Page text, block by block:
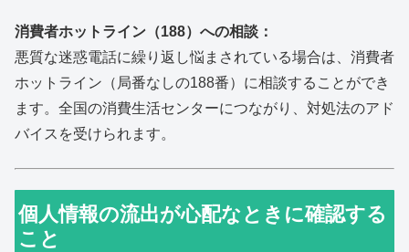
消費者ホットライン（188）への相談：
悪質な迷惑電話に繰り返し悩まされている場合は、消費者
ホットライン（局番なしの188番）に相談することができ
ます。全国の消費生活センターにつながり、対処法のアド
バイスを受けられます。
個人情報の流出が心配なときに確認する
こと